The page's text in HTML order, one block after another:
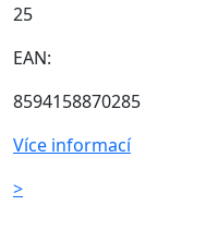
25
EAN:
8594158870285
Více informací
>